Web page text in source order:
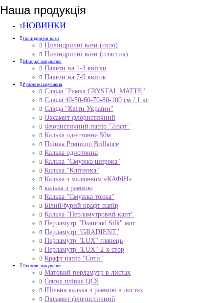
Наша продукція
НОВИНКИ
Циліндричні вази
Циліндричні вази (скло)
Циліндричні вази (пластик)
Швидке пакування
Пакети на 1-3 квітки
Пакети на 7-9 квіток
Рулонне пакування
Слюда "Рамка CRYSTAL MATTE"
Слюда 40-50-60-70-80-100 см / 1 кг
Слюда "Квіти України"
Оксамит флористичний
Флористичний папір "Лофт"
Калька однотонна 50м.
Плівка Premium Brillance
Калька однотонна
Калька "Смужка широка"
Калька "Клітинка"
Калька з малюнком «КАФІН»
калька з рамкою
Калька "Смужка тонка"
Білий/бурий крафт папір
Калька "Перламутровий кант"
Перламутр "Diamond Silk" мат
Перламутр "GRADIENT"
Перламутр "LUX" глянець
Перламутр "LUX" 2-х стор
Крафт папір "Соти"
Листове пакування
Матовий перламутр в листах
Сяюча плівка QCS
Щільна калька з рамкою в листах
Оксамит флористичний